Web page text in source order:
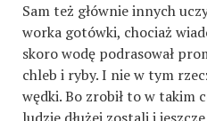
Sam też głównie innych
worka gotówki, chociaż
skoro wodę podrasował
chleb i ryby. I nie w tym
wędki. Bo zrobił to w takim